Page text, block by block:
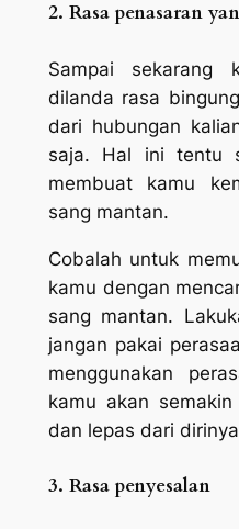
2. Rasa penasaran
Sampai sekarang
dilanda rasa
dari hubungan
saja. Hal ini tentu
membuat kamu
sang mantan.
Cobalah untuk
kamu dengan
sang mantan.
jangan pakai
menggunakan
kamu akan
dan lepas dari
3. Rasa penyesalan